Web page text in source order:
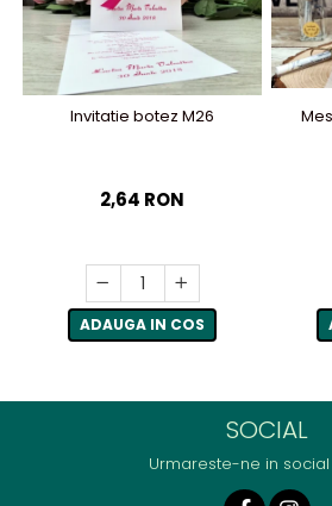
Invitatie botez M26
2,64 RON
ADAUGA IN COS
SOCIAL
Urmareste-ne in